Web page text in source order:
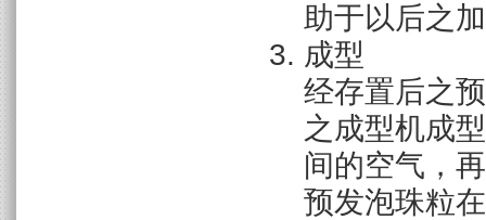
助于以后之
成型
经存置后之
之成型机成
间的空气，
预发泡珠粒
产品介绍